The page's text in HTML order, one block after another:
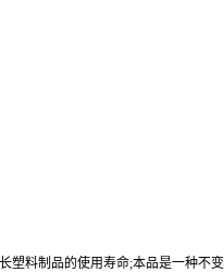
料制品的使用寿命;本品是一种